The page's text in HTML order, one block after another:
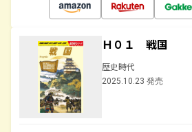
Ｈ０１ 戦国
歴史時代
2025.10.23 発売